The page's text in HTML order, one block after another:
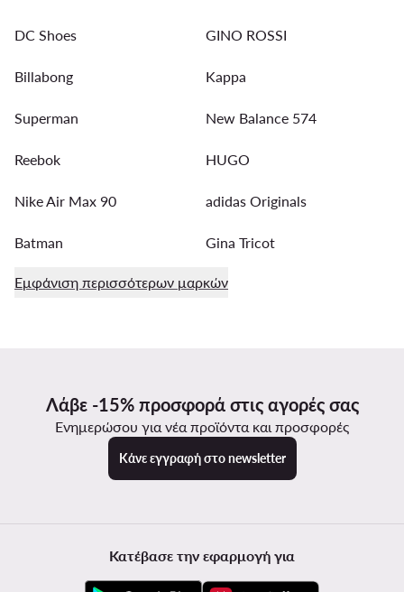
DC Shoes GINO ROSSI
Billabong Kappa
Superman New Balance 574
Reebok HUGO
Nike Air Max 90 adidas Originals
Batman Gina Tricot
Εμφάνιση περισσότερων μαρκών
Λάβε -15% προσφορά στις αγορές σας
Ενημερώσου για νέα προϊόντα και προσφορές
Κάνε εγγραφή στο newsletter
Κατέβασε την εφαρμογή για